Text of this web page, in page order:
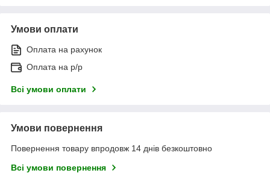
Умови оплати
Оплата на рахунок
Оплата на р/р
Всі умови оплати
Умови повернення
Повернення товару впродовж 14 днів безкоштовно
Всі умови повернення